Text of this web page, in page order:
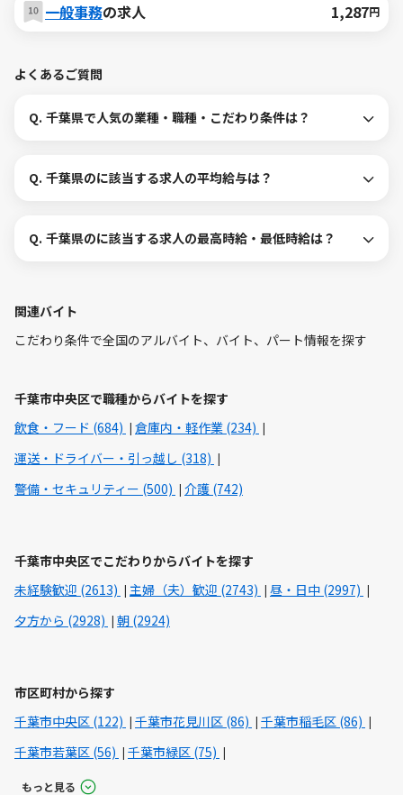
一般事務の求人 1,287円
よくあるご質問
Q. 千葉県で人気の業種・職種・こだわり条件は？
Q. 千葉県のに該当する求人の平均給与は？
Q. 千葉県のに該当する求人の最高時給・最低時給は？
関連バイト
こだわり条件で全国のアルバイト、バイト、パート情報を探す
千葉市中央区で職種からバイトを探す
飲食・フード (684)
倉庫内・軽作業 (234)
運送・ドライバー・引っ越し (318)
警備・セキュリティー (500)
介護 (742)
千葉市中央区でこだわりからバイトを探す
未経験歓迎 (2613)
主婦（夫）歓迎 (2743)
昼・日中 (2997)
夕方から (2928)
朝 (2924)
市区町村から探す
千葉市中央区 (122)
千葉市花見川区 (86)
千葉市稲毛区 (86)
千葉市若葉区 (56)
千葉市緑区 (75)
もっと見る